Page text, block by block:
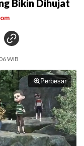
Bikin Dihujat
WIB
Perbesar